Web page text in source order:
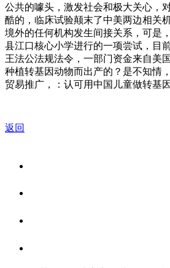
公共的噱头，激发社会和极大关心，
酷的，临床试验颠末了中美两边相关
境外的任何机构发生间接关系，可是
县江口核心小学进行的一项尝试，目
王法公法规法令，一部门资金来自美
种植转基因动物而出产的？是不知情
贸易推广，：认可用中国儿童做转基
返回